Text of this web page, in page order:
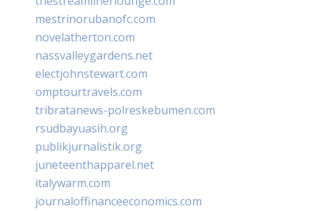
mestrinorubanofc.com
novelatherton.com
nassvalleygardens.net
electjohnstewart.com
omptourtravels.com
tribratanews-polreskebumen.com
rsudbayuasih.org
publikjurnalistik.org
juneteenthapparel.net
italywarm.com
journaloffinanceeconomics.com